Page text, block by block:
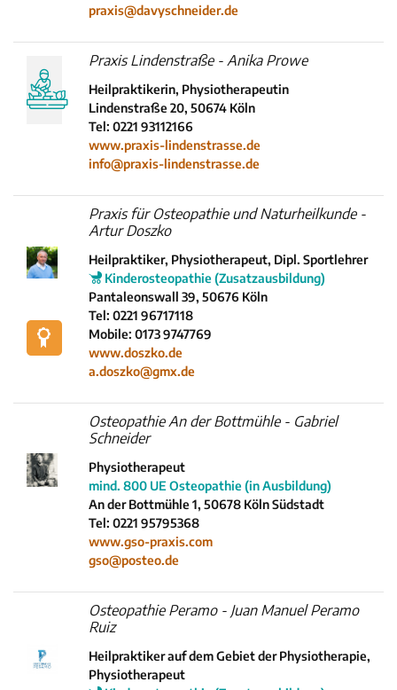
praxis@davyschneider.de
Praxis Lindenstraße - Anika Prowe
Heilpraktikerin, Physiotherapeutin
Lindenstraße 20, 50674 Köln
Tel: 0221 93112166
www.praxis-lindenstrasse.de
info@praxis-lindenstrasse.de
Praxis für Osteopathie und Naturheilkunde -
Artur Doszko
Heilpraktiker, Physiotherapeut, Dipl. Sportlehrer
Kinderosteopathie (Zusatzausbildung)
Pantaleonswall 39, 50676 Köln
Tel: 0221 96717118
Mobile: 0173 9747769
www.doszko.de
a.doszko@gmx.de
Osteopathie An der Bottmühle - Gabriel
Schneider
Physiotherapeut
mind. 800 UE Osteopathie (in Ausbildung)
An der Bottmühle 1, 50678 Köln Südstadt
Tel: 0221 95795368
www.gso-praxis.com
gso@posteo.de
Osteopathie Peramo - Juan Manuel Peramo
Ruiz
Heilpraktiker auf dem Gebiet der Physiotherapie,
Physiotherapeut